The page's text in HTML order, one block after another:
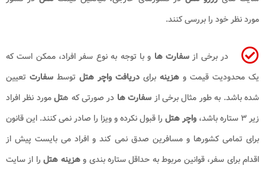
مورد نظر خود را بررسی کنند.
در برخی ازسفارت ها و با توجه به نوع سفر افراد، ممکن است که
یک محدودیت قیمت و هزینه برای دریافت واچر هتل توسط سفارت تعیین
شده باشد. به طور مثال برخی از سفارت ها در صورتی که هتلمورد نظر افراد
زیر ۳ ستاره باشد،
واچر هتل را قبول نکرده و ویزا را صادر نمی کنند. این قانون
برای تمامی کشورها و مسافرین صدق نمی کند و افراد می بایست پیش از
اقدام برای سفر، قوانین مربوط به حداقل ستاره بندی وهزینه هتلرا از سایت